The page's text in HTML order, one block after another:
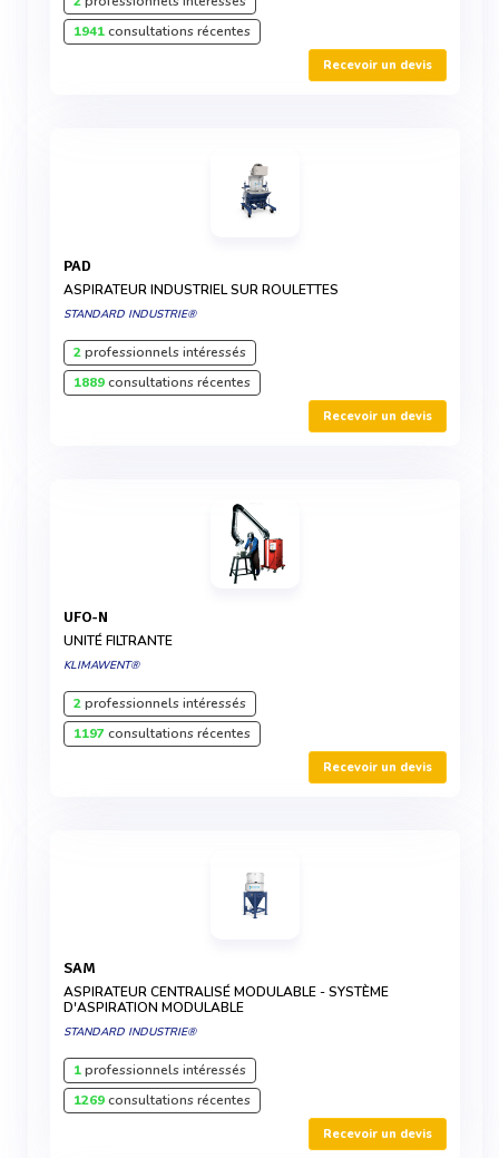
1941consultations récentes
Recevoir un devis
PAD
ASPIRATEUR INDUSTRIEL SUR ROULETTES
STANDARD INDUSTRIE®
2professionnels intéressés
1889consultations récentes
Recevoir un devis
UFO-N
UNITÉ FILTRANTE
KLIMAWENT®
2professionnels intéressés
1197consultations récentes
Recevoir un devis
SAM
ASPIRATEUR CENTRALISÉ MODULABLE - SYSTÈME
D'ASPIRATION MODULABLE
STANDARD INDUSTRIE®
1professionnels intéressés
1269consultations récentes
Recevoir un devis